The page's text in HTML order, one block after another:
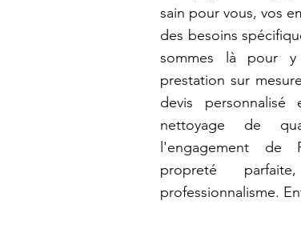
sain pour vous, vos
des besoins
sommes là pour
prestation sur
devis
nettoyage de
l'engagement de
propreté
professionnalisme.